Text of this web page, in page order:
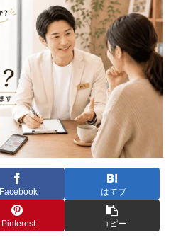
Facebook はてブ
Pinterest コピー